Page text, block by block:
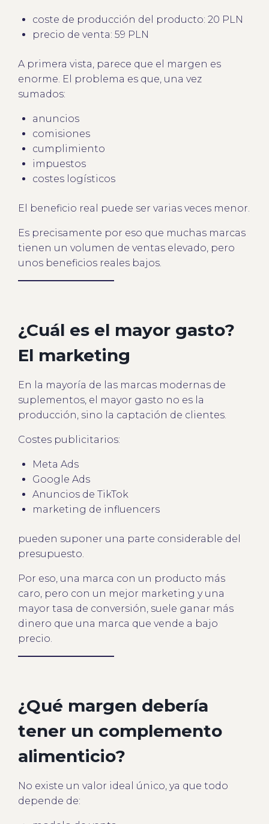
coste de producción del producto: 20 PLN
precio de venta: 59 PLN
A primera vista, parece que el margen es
enorme. El problema es que, una vez
sumados:
anuncios
comisiones
cumplimiento
impuestos
costes logísticos
El beneficio real puede ser varias veces menor.
Es precisamente por eso que muchas marcas
tienen un volumen de ventas elevado, pero
unos beneficios reales bajos.
¿Cuál es el mayor gasto?
El marketing
En la mayoría de las marcas modernas de
suplementos, el mayor gasto no es la
producción, sino la captación de clientes.
Costes publicitarios:
Meta Ads
Google Ads
Anuncios de TikTok
marketing de influencers
pueden suponer una parte considerable del
presupuesto.
Por eso, una marca con un producto más
caro, pero con un mejor marketing y una
mayor tasa de conversión, suele ganar más
dinero que una marca que vende a bajo
precio.
¿Qué margen debería
tener un complemento
alimenticio?
No existe un valor ideal único, ya que todo
depende de: